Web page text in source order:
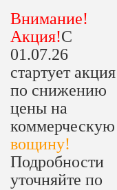
Внимание!
Акция!С
01.07.26
стартует акция
по снижению
цены на
коммерческую
вощину!
Подробности
уточняйте по